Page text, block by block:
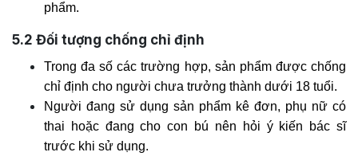
phẩm.
5.2 Đối tượng chống chỉ định
Trong đa số các trường hợp, sản phẩm được chống
chỉ định cho người chưa trưởng thành dưới 18 tuổi.
Người đang sử dụng sản phẩm kê đơn, phụ nữ có
thai hoặc đang cho con bú nên hỏi ý kiến bác sĩ
trước khi sử dụng.